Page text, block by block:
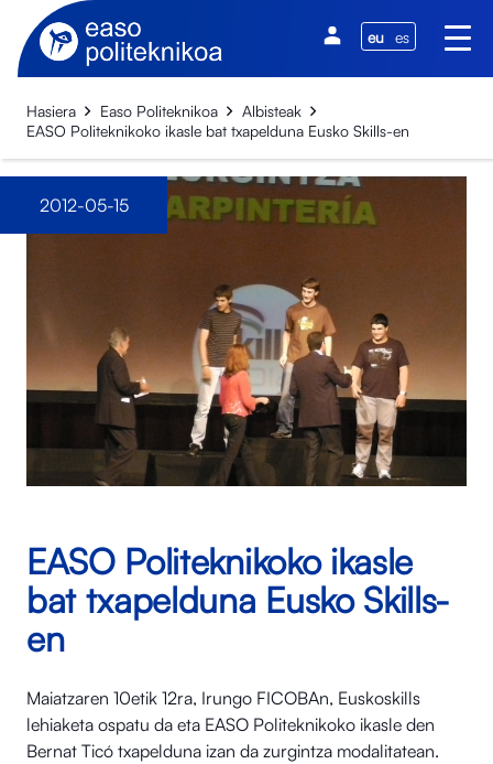
eu es
Hasiera Easo Politeknikoa
Albisteak
EASO Politeknikoko ikasle bat txapelduna Eusko Skills-en
2012-05-15
EASO Politeknikoko ikasle
bat txapelduna Eusko Skills-
en
Maiatzaren 10etik 12ra, Irungo FICOBAn, Euskoskills
lehiaketa ospatu da eta EASO Politeknikoko ikasle den
Bernat Ticó txapelduna izan da zurgintza modalitatean.